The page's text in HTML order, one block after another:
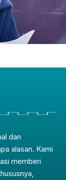
dan
alasan. Kami
memberi